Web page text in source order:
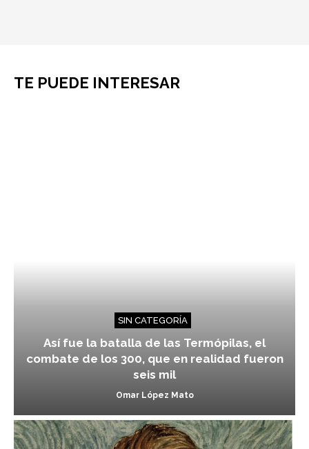
TE PUEDE INTERESAR
SIN CATEGORÍA
Así fue la batalla de las Termópilas, el
combate de los 300, que en realidad fueron
seis mil
Omar López Mato